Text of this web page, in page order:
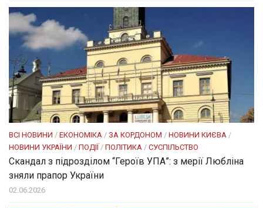
ВСІ НОВИНИ / ЕКОНОМІКА / ЗА КОРДОНОМ / НОВИНИ КИЄВА /
НОВИНИ УКРАЇНИ / ПОДІЇ/ ПОЛІТИКА / СУСПІЛЬСТВО
Скандал з підрозділом “Героїв УПА”: з мерії Любліна
зняли прапор України
02.06.2026